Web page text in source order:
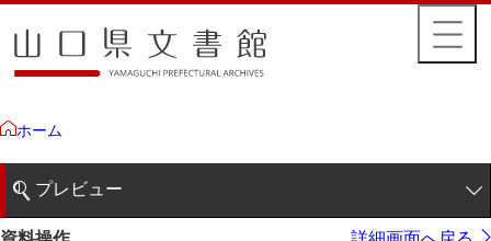
ホーム
プレビュー
1ページ